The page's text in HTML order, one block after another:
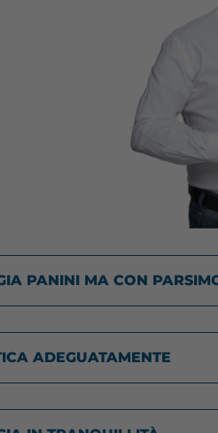
PANINI MA CON
ADEGUATAMENTE